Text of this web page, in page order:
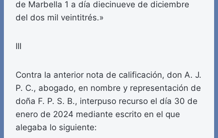
de Marbella 1 a día diecinueve de diciembre
del dos mil veintitrés.»
III
Contra la anterior nota de calificación, don A. J.
P. C., abogado, en nombre y representación de
doña F. P. S. B., interpuso recurso el día 30 de
enero de 2024 mediante escrito en el que
alegaba lo siguiente: